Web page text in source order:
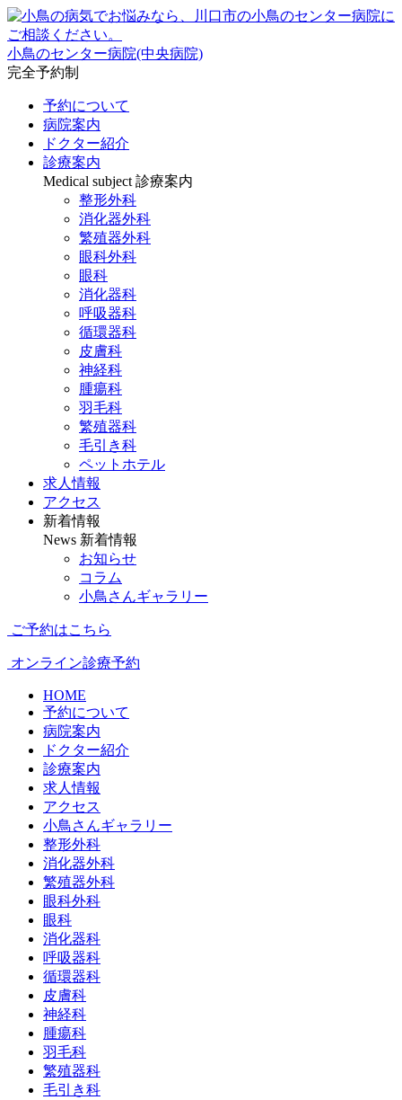
小鳥のセンター病院(中央病院)
完全予約制
予約について
病院案内
ドクター紹介
診療案内
Medical subject 診療案内
整形外科
消化器外科
繁殖器外科
眼科外科
眼科
消化器科
呼吸器科
循環器科
皮膚科
神経科
腫瘍科
羽毛科
繁殖器科
毛引き科
ペットホテル
求人情報
アクセス
新着情報
News 新着情報
お知らせ
コラム
小鳥さんギャラリー
ご予約はこちら
オンライン診療予約
HOME
予約について
病院案内
ドクター紹介
診療案内
求人情報
アクセス
小鳥さんギャラリー
整形外科
消化器外科
繁殖器外科
眼科外科
眼科
消化器科
呼吸器科
循環器科
皮膚科
神経科
腫瘍科
羽毛科
繁殖器科
毛引き科